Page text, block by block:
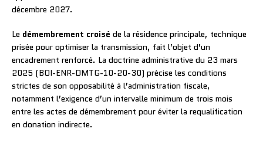
décembre 2027.
Le démembrement croisé de la résidence principale, technique
prisée pour optimiser la transmission, fait l’objet d’un
encadrement renforcé. La doctrine administrative du 23 mars
2025 (BOI-ENR-DMTG-10-20-30) précise les conditions
strictes de son opposabilité à l’administration fiscale,
notamment l’exigence d’un intervalle minimum de trois mois
entre les actes de démembrement pour éviter la requalification
en donation indirecte.